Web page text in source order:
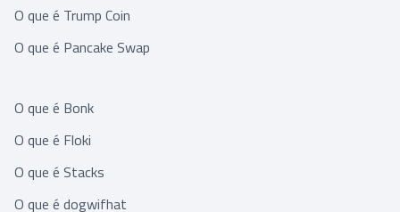
O que é Trump Coin
O que é Pancake Swap
O que é Bonk
O que é Floki
O que é Stacks
O que é dogwifhat